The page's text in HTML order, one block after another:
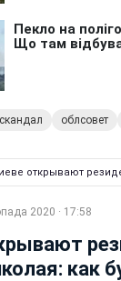
скандал облсовет
открывают
2020 · 17:58
как